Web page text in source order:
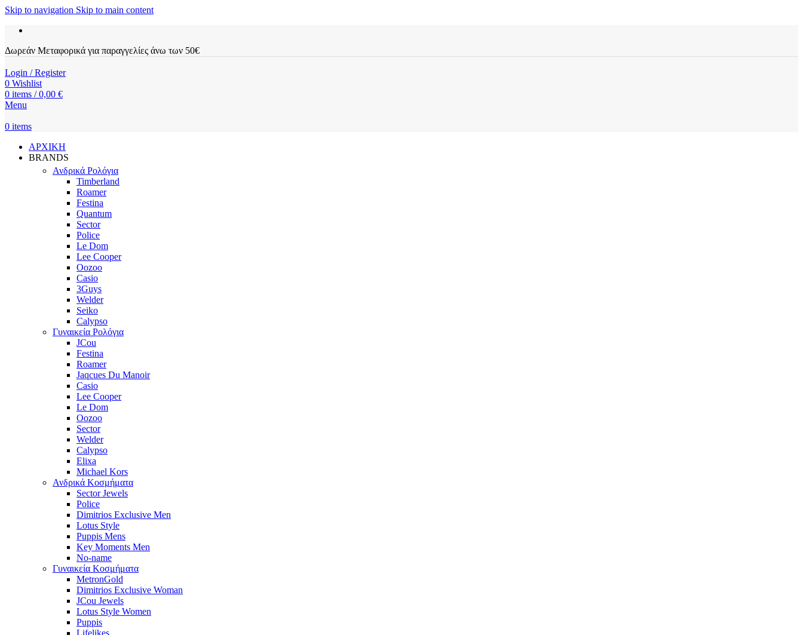
Skip to navigation Skip to main content
Δωρεάν Μεταφορικά για παραγγελίες άνω των 50€
Login / Register
0 Wishlist
0 items / 0,00 €
Menu
0 items
ΑΡΧΙΚΗ
BRANDS
Ανδρικά Ρολόγια
Timberland
Roamer
Festina
Quantum
Sector
Police
Le Dom
Lee Cooper
Oozoo
Casio
3Guys
Welder
Seiko
Calypso
Γυναικεία Ρολόγια
JCou
Festina
Roamer
Jaqcues Du Manoir
Casio
Lee Cooper
Le Dom
Oozoo
Sector
Welder
Calypso
Elixa
Michael Kors
Ανδρικά Κοσμήματα
Sector Jewels
Police
Dimitrios Exclusive Men
Lotus Style
Puppis Mens
Key Moments Men
No-name
Γυναικεία Κοσμήματα
MetronGold
Dimitrios Exclusive Woman
JCou Jewels
Lotus Style Women
Puppis
Lifelikes